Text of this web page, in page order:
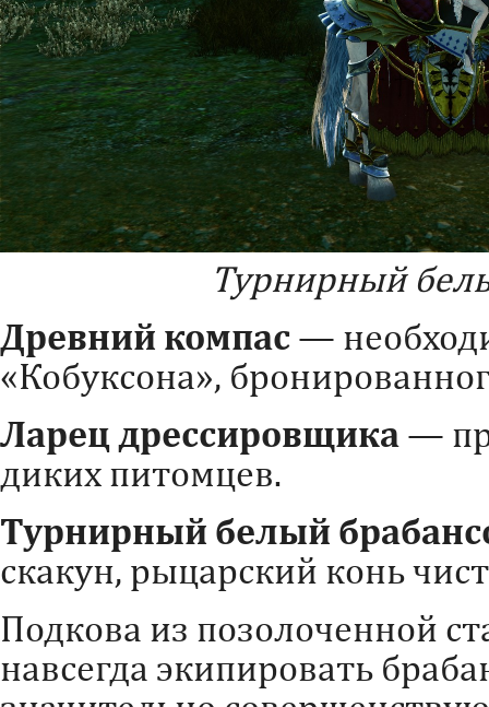
Турнирный
Древний компас —
«Кобуксона»,
Ларец дрессировщика —
диких питомцев.
Турнирный белый
скакун, рыцарский конь
Подкова из позолоченной
навсегда экипировать